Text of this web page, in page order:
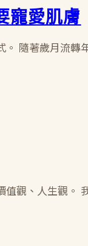
寵愛肌膚
。 隨著歲月流
值觀、人生觀。